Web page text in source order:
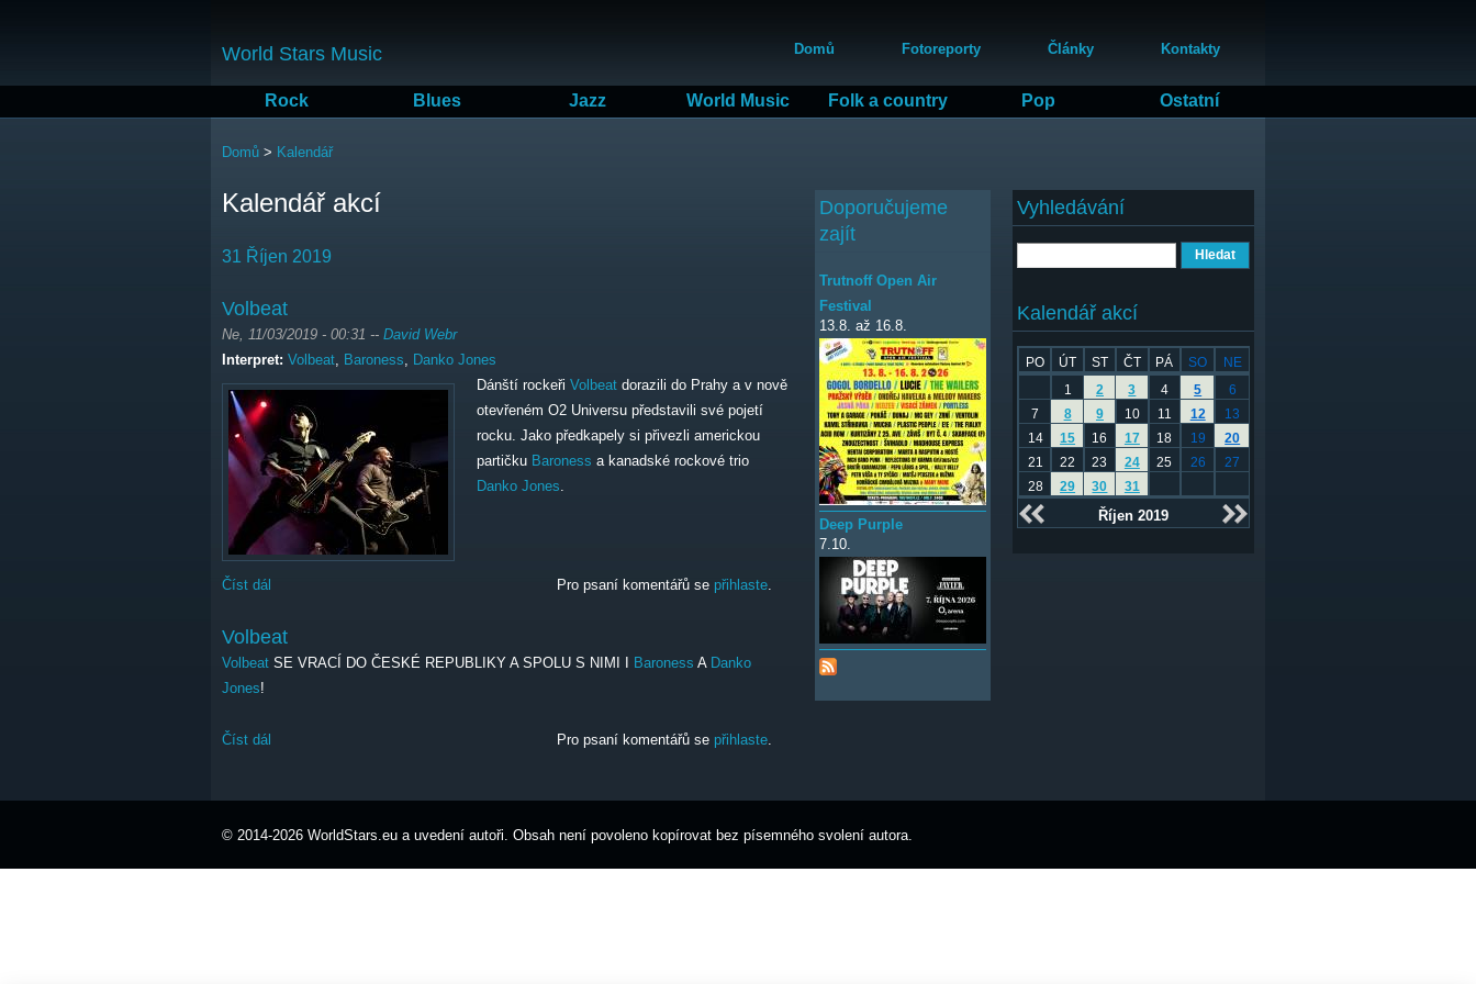
obsahu
World Stars Music Domů Fotoreporty Články Kontakty
Rock Blues Jazz World Music Folk a country Pop Ostatní
Jste zde
Domů > Kalendář
Kalendář akcí
31 Říjen 2019
Volbeat
Ne, 11/03/2019 - 00:31 -- David Webr
Interpret: Volbeat, Baroness, Danko Jones
Dánští rockeři Volbeat dorazili do Prahy a v nově
otevřeném O2 Universu představili své pojetí
rocku. Jako předkapely si přivezli americkou
partičku Baroness a kanadské rockové trio
Danko Jones.
Číst dál Pro psaní komentářů se přihlaste.
Volbeat
Volbeat SE VRACÍ DO ČESKÉ REPUBLIKY A SPOLU S NIMI I Baroness A Danko
Jones!
Číst dál Pro psaní komentářů se přihlaste.
Vyhledávání
Kalendář akcí
PO ÚT ST ČT PÁ SO
NE
1
2 3 4 5
6
7
8 9 10 11 12
13
14
15 16 17 18 19
20
21
22 23 24 25 26
27
28
29 30 31
Říjen 2019
Doporučujeme
zajít
Trutnoff Open Air
Festival
13.8. až 16.8.
Deep Purple
7.10.
© 2014-2026 WorldStars.eu a uvedení autoři. Obsah není povoleno kopírovat bez písemného svolení autora.